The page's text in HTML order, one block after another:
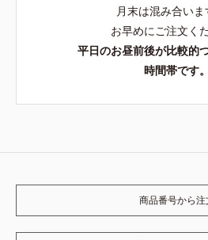
月末は混み合い
お早めにご注文く
平日のお昼前後が比較的
時間帯です。
商品番号から注